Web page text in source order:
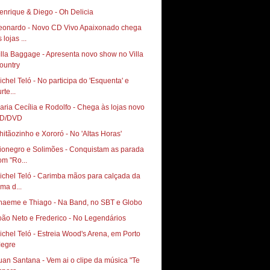
& Diego - Oh Delicia
- Novo CD Vivo Apaixonado chega
lojas ...
Baggage - Apresenta novo show no Villa
Country‏
Teló - No participa do 'Esquenta' e
Cecília e Rodolfo - Chega às lojas novo
DVD
e Xororó - No 'Altas Horas'
e Solimões - Conquistam as parada
"Ro...
Teló - Carimba mãos para calçada da
d...
e Thiago - Na Band, no SBT e Globo
Neto e Frederico - No Legendários
Teló - Estreia Wood's Arena, em Porto
Santana - Vem ai o clipe da música "Te